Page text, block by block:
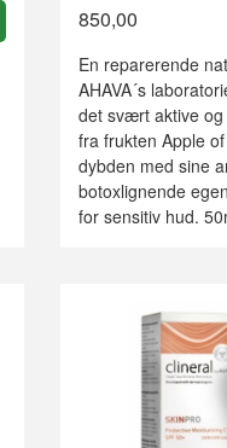
850,00
En reparerende
AHAVA´s
det svært aktive
fra frukten Apple
dybden med sine
botoxlignende
for sensitiv hud.